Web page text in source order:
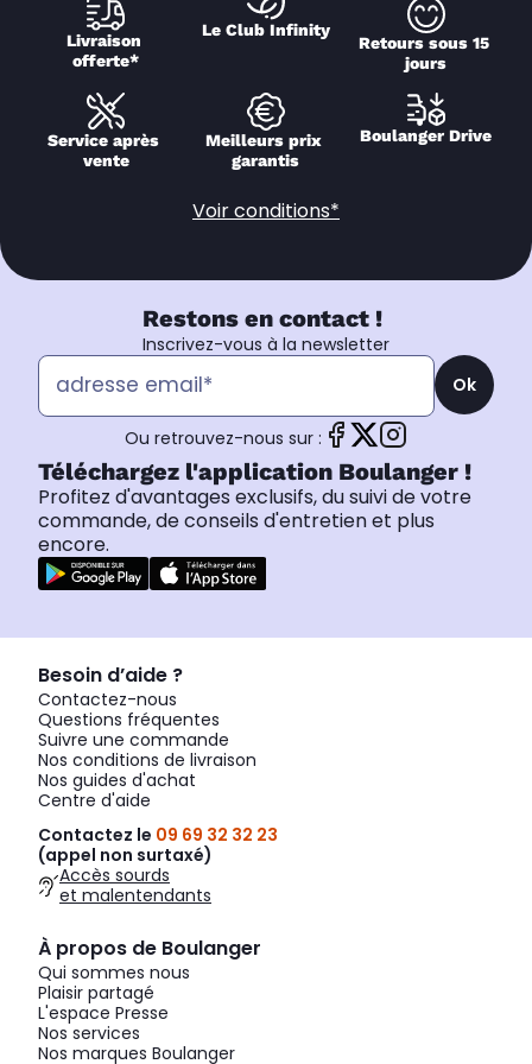
Livraison
offerte*
Le Club Infinity
Retours sous 15
jours
Service après
vente
Meilleurs prix
garantis
Boulanger Drive
Voir conditions*
Restons en contact !
Inscrivez-vous à la newsletter
Ok
Ou retrouvez-nous sur :
Téléchargez l'application Boulanger !
Profitez d'avantages exclusifs, du suivi de votre
commande, de conseils d'entretien et plus
encore.
Besoin d’aide ?
Contactez-nous
Questions fréquentes
Suivre une commande
Nos conditions de livraison
Nos guides d'achat
Centre d'aide
Contactez le 09 69 32 32 23
(appel non surtaxé)
Accès sourds
et malentendants
À propos de Boulanger
Qui sommes nous
Plaisir partagé
L'espace Presse
Nos services
Nos marques Boulanger